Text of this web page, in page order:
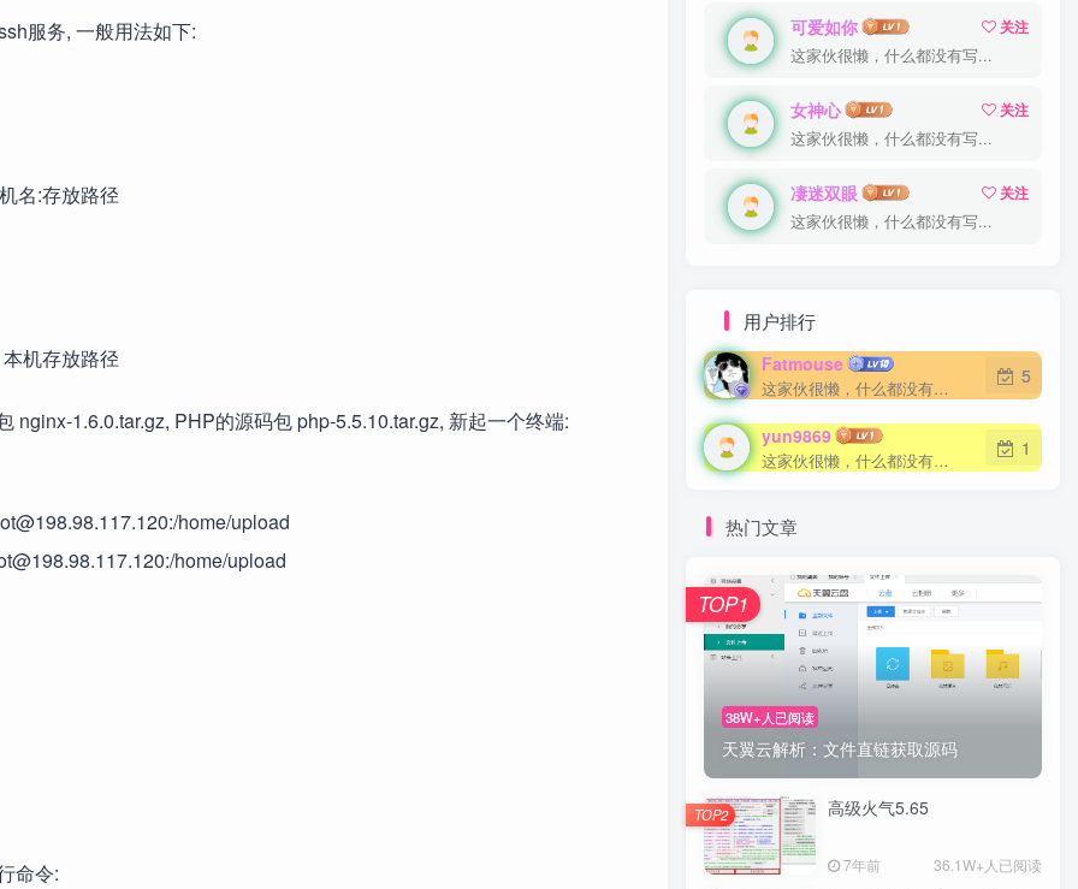
服务, 一般用法如下:
名:存放路径
机存放路径
1.6.0.tar.gz, PHP的源码包 php-5.5.10.tar.gz, 新起一个终端:
home/upload
home/upload
命令:
可爱如你
关注
这家伙很懒，什么都没有写...
女神心
关注
这家伙很懒，什么都没有写...
凄迷双眼
关注
这家伙很懒，什么都没有写...
用户排行
Fatmouse
这家伙很懒，什么都没有写...
5
yun9869
这家伙很懒，什么都没有写...
1
热门文章
38W+人已阅读
天翼云解析：文件直链获取源码
TOP1
高级火气5.65
7年前 36.1W+人已阅读
TOP2
可爱如你
关注
这家伙很懒，什么都没有写...
女神心
关注
这家伙很懒，什么都没有写...
凄迷双眼
关注
这家伙很懒，什么都没有写...
Fatmouse
这家伙很懒，什么都没有写...
5
yun9869
这家伙很懒，什么都没有写...
1
38W+人已阅读
天翼云解析：文件直链获取源码
TOP1
高级火气5.65
7年前 36.1W+人已阅读
TOP2